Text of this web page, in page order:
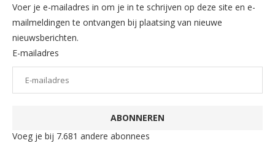
Voer je e-mailadres in om je in te schrijven op deze site en e-
mailmeldingen te ontvangen bij plaatsing van nieuwe
nieuwsberichten.
E-mailadres
ABONNEREN
Voeg je bij 7.681 andere abonnees